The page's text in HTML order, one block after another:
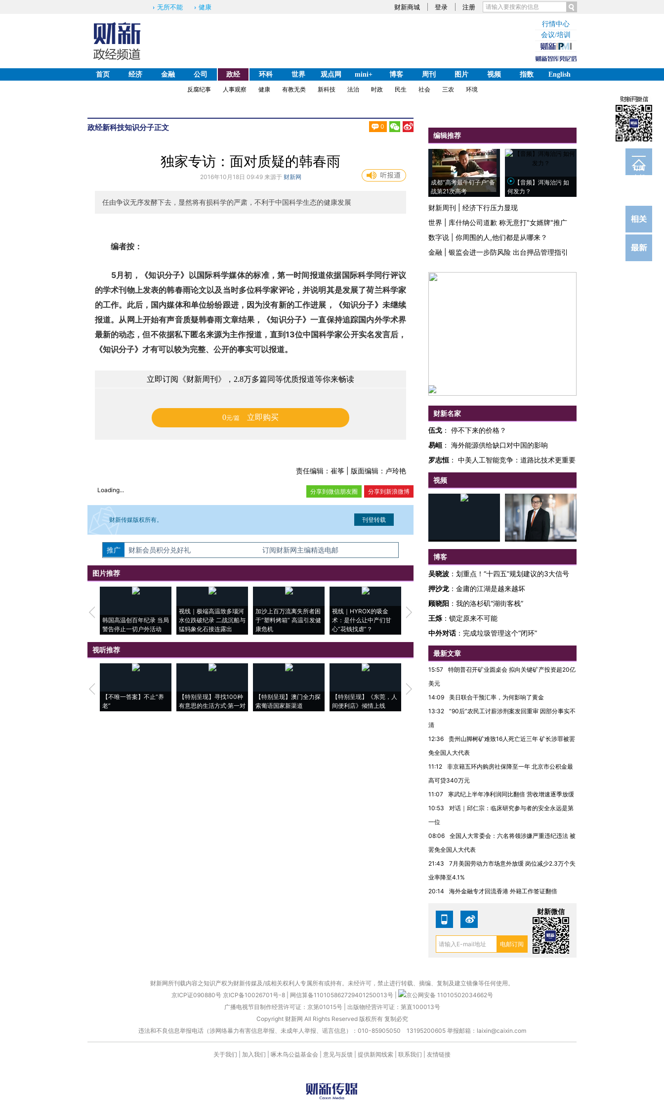
财新商城 登录 注册
无所不能 健康
行情中心
会议/培训
首页 经济 金融 公司 政经 环科 世界 观点网 mini+ 博客 周刊 图片 视频 指数
English
反腐纪事
人事观察 健康 有教无类 新科技 法治 时政 民生 社会 三农 环境
政经新科技知识分子正文 0
订阅
电邮
独家专访：面对质疑的韩春雨
2016年10月18日 09:49 来源于 财新网
任由争议无序发酵下去，显然将有损科学的严肃，不利于中国科学生态的健康发展
编者按：
5月初，《知识分子》以国际科学媒体的标准，第一时间报道依据国际科学同行评议
的学术刊物上发表的韩春雨论文以及当时多位科学家评论，并说明其是发展了荷兰科学家
的工作。此后，国内媒体和单位纷纷跟进，因为没有新的工作进展，《知识分子》未继续
报道。从网上开始有声音质疑韩春雨文章结果，《知识分子》一直保持追踪国内外学术界
最新的动态，但不依据私下匿名来源为主作报道，直到13位中国科学家公开实名发言后，
《知识分子》才有可以较为完整、公开的事实可以报道。
立即订阅《财新周刊》，2.8万多篇同等优质报道等你来畅读
0元/篇 立即购买
责任编辑：崔筝 | 版面编辑：卢玲艳
Loading... 分享到新浪微博
分享到微信朋友圈
财新传媒版权所有。
如需刊登转载请点击右侧按钮，提交相关信息。经确认即可刊登转载。
推广 财新会员积分兑好礼 订阅财新网主编精选电邮
图片推荐
韩国高温创百年纪录 当局
警告停止一切户外活动
视线｜极端高温致多瑙河
水位跌破纪录 二战沉船与
猛犸象化石接连露出
加沙上百万流离失所者困
于“塑料烤箱” 高温引发健
康危机
视线｜HYROX的吸金
术：是什么让中产们甘
心“花钱找虐”？
马航飞行员跨国走私7万
粒摇头丸 尿检体内含3种
度Z世代 用街头抗争将教
育部长拱下台
视听推荐
【不唯一答案】不止“养
老”
【特别呈现】寻找100种
有意思的生活方式·第一对
【特别呈现】澳门全力探
索葡语国家新渠道
【特别呈现】《东莞，人
间便利店》倾情上线
【推广】走进第四届链博
会，让数智科技“链”接产
【特别呈现】寻找100种
编辑推荐
成都“高考最牛钉子户”备
战第21次高考
【音频】洱海治污 如
何发力？
财新周刊
经济下行压力显现
世界
库什纳公司道歉 称无意打"女婿牌"推广
数字说
你周围的人,他们都是从哪来？
金融
银监会进一步防风险 出台押品管理指引
财新名家
伍戈 ： 停不下来的价格？
易峘 ： 海外能源供给缺口对中国的影响
罗志恒 ： 中美人工智能竞争：道路比技术更重要
视频
博客
吴晓波 ： 划重点！“十四五”规划建议的3大信号
押沙龙 ： 金庸的江湖是越来越坏
顾晓阳 ： 我的洛杉矶“湖街客栈”
王烁 ： 锁定原来不可能
中外对话： 完成垃圾管理这个“闭环”
最新文章
15:57
特朗普召开矿业圆桌会 拟向关键矿产投资超20亿
美元
14:09
美日联合干预汇率，为何影响了黄金
13:32
“90后”农民工讨薪涉刑案发回重审 因部分事实不
清
12:36
贵州山脚树矿难致16人死亡近三年 矿长涉罪被罢
免全国人大代表
11:12
非京籍五环内购房社保降至一年 北京市公积金最
高可贷340万元
11:07
寒武纪上半年净利润同比翻倍 营收增速逐季放缓
10:53
对话｜邱仁宗：临床研究参与者的安全永远是第
一位
08:06
全国人大常委会：六名将领涉嫌严重违纪违法 被
罢免全国人大代表
21:43
7月美国劳动力市场意外放缓 岗位减少2.3万个失
业率降至4.1%
20:14
海外金融专才回流香港 外籍工作签证翻倍
财新微信
财新网所刊载内容之知识产权为财新传媒及/或相关权利人专属所有或持有。未经许可，禁止进行转载、摘编、复制及建立镜像等任何使用。
京ICP证090880号 京ICP备10026701号-8 网信算备110105862729401250013号
京公网安备 11010502034662号
广播电视节目制作经营许可证：京第01015号| 出版物经营许可证：第直100013号
Copyright 财新网 All Rights Reserved 版权所有 复制必究
违法和不良信息举报电话（涉网络暴力有害信息举报、未成年人举报、谣言信息）：010-85905050 13195200605 举报邮箱：laixin@caixin.com
关于我们 加入我们 啄木鸟公益基金会 意见与反馈 提供新闻线索 联系我们 友情链接